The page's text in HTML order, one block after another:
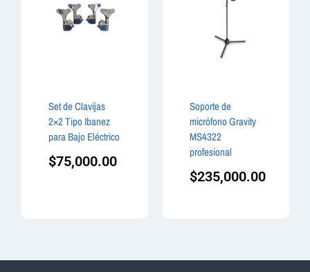
Set de Clavijas
2×2 Tipo Ibanez
para Bajo Eléctrico
$75,000.00
Soporte de
micrófono Gravity
MS4322
profesional
$235,000.00